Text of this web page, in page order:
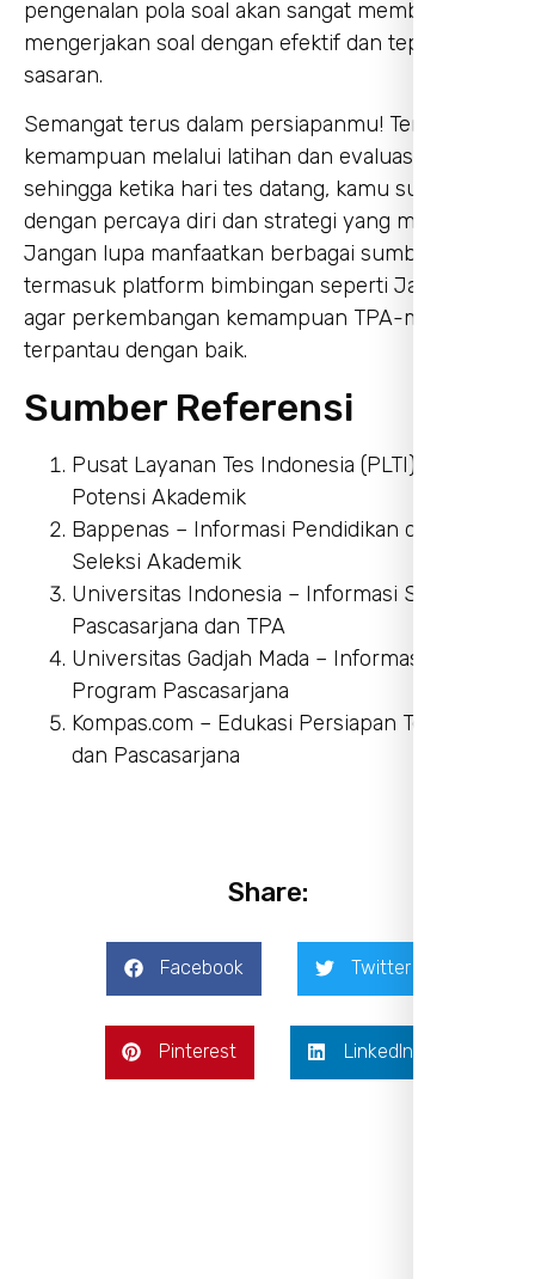
pengenalan pola soal akan sangat membantu
mengerjakan soal dengan efektif dan tepat
sasaran.
Semangat terus dalam persiapanmu! Terus asah
kemampuan melalui latihan dan evaluasi,
sehingga ketika hari tes datang, kamu sudah siap
dengan percaya diri dan strategi yang matang.
Jangan lupa manfaatkan berbagai sumber belajar,
termasuk platform bimbingan seperti JagoTPA,
agar perkembangan kemampuan TPA-mu dapat
terpantau dengan baik.
Sumber Referensi
Pusat Layanan Tes Indonesia (PLTI) – Tes
Potensi Akademik
Bappenas – Informasi Pendidikan dan
Seleksi Akademik
Universitas Indonesia – Informasi Seleksi
Pascasarjana dan TPA
Universitas Gadjah Mada – Informasi Tes dan
Program Pascasarjana
Kompas.com – Edukasi Persiapan Tes TPA
dan Pascasarjana
Share:
Facebook Twitter
Pinterest LinkedIn